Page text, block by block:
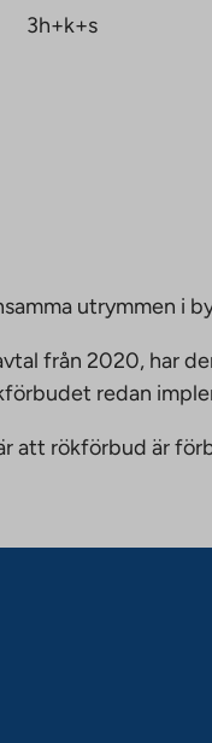
3h+k+s
utrymmen i
från 2020, har
redan
att rökförbud är